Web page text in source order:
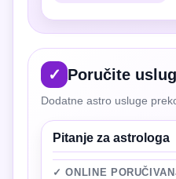
✓ Poručite
Dodatne astro usluge
Pitanje za astrologa
✓ ONLINE